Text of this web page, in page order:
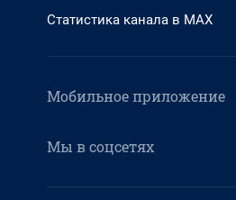
Статистика канала в MAX
Мобильное приложение
Мы в соцсетях